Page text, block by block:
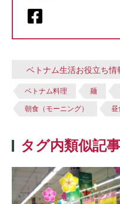
ベトナム生活お役立ち情
ベトナム料理 麺
朝食（モーニング） 昼
タグ内類似記